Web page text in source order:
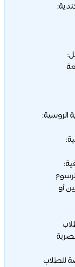
أو
المصرية
للطلاب